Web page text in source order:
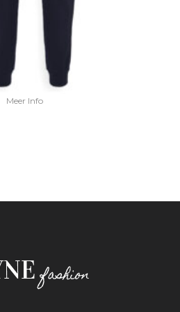
Meer Info